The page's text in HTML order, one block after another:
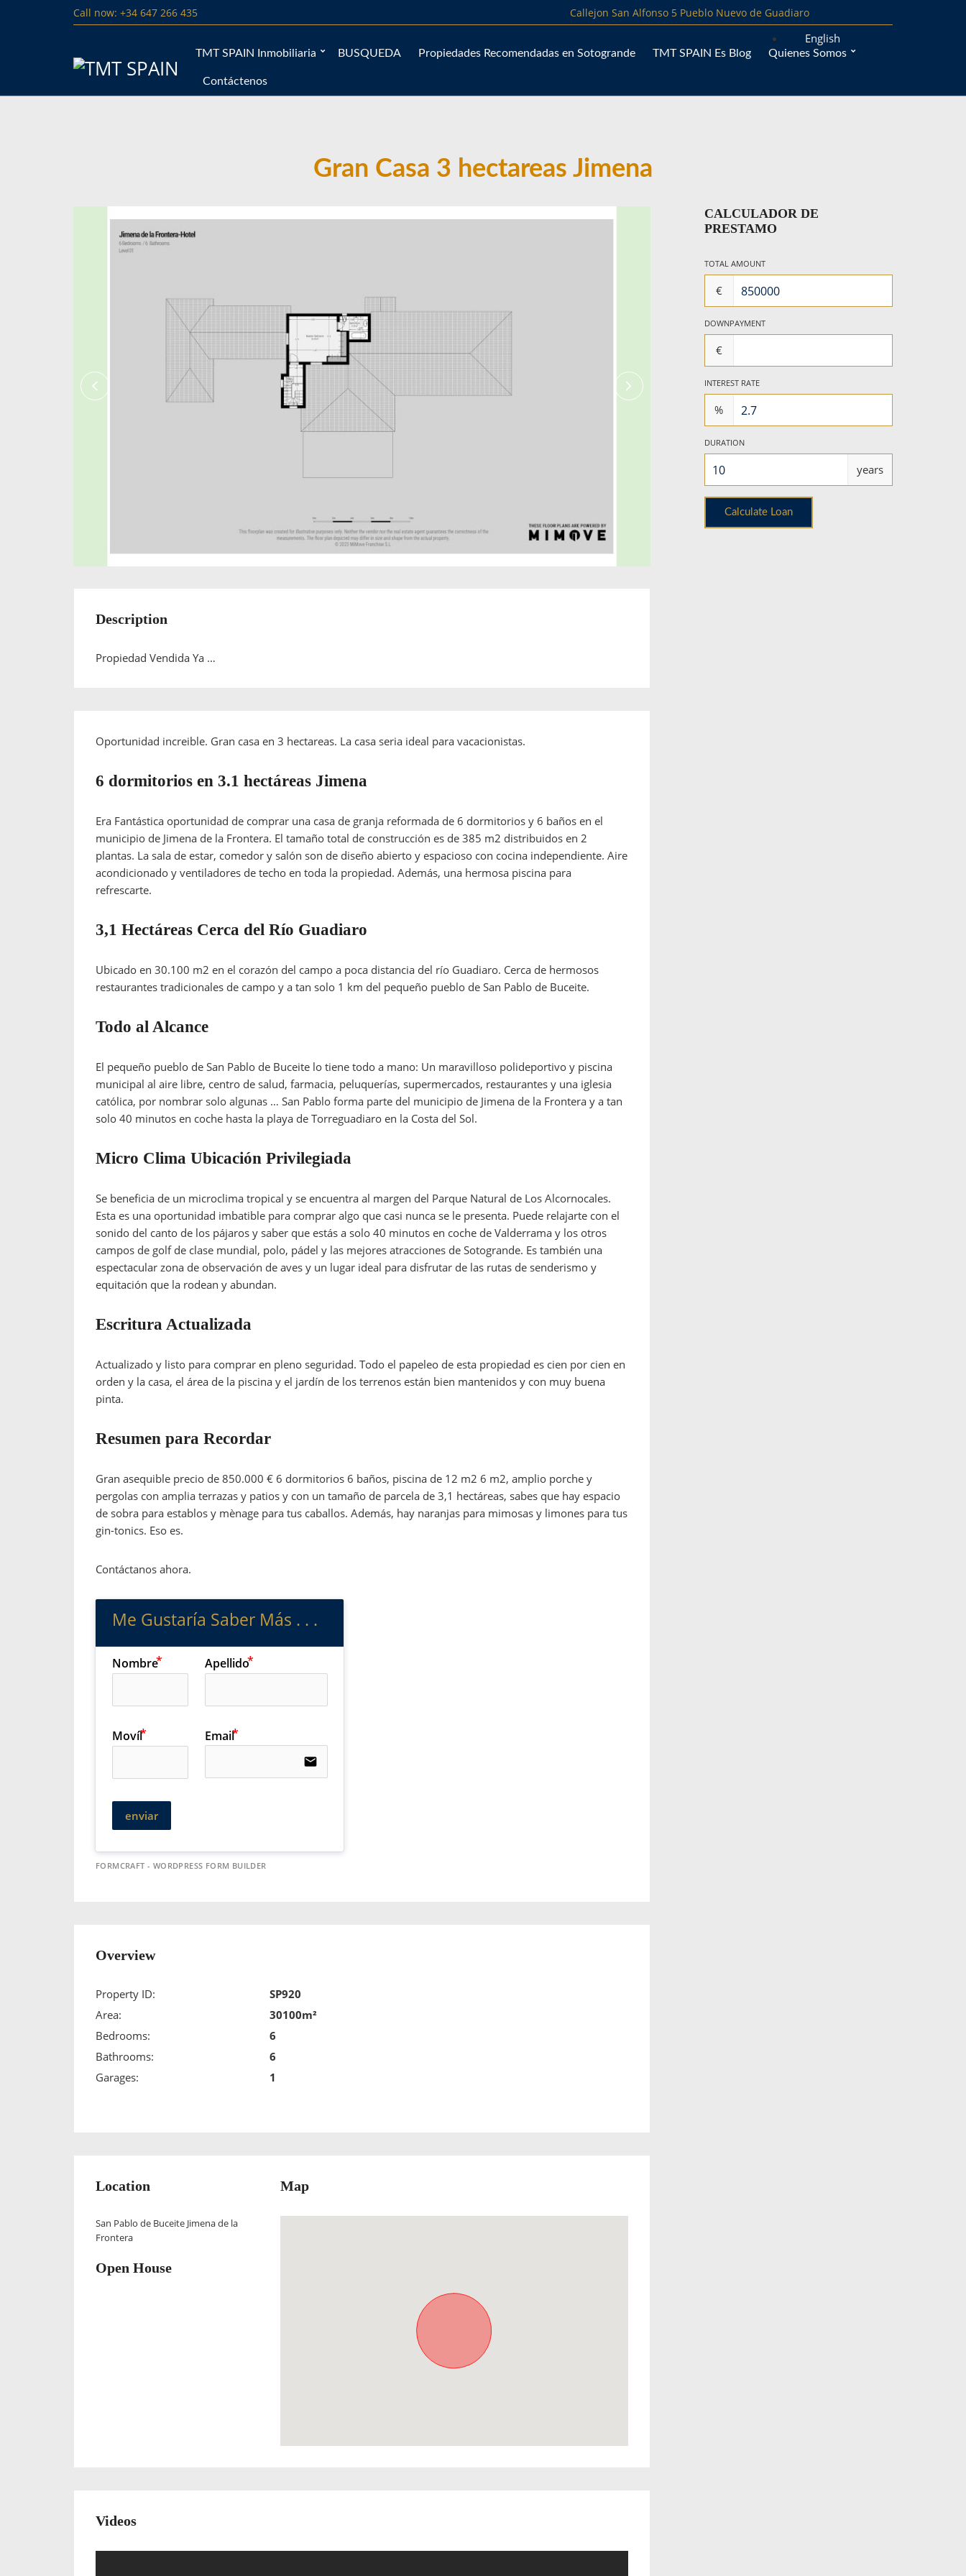
Call now: +34 647 266 435 Callejon San Alfonso 5 Pueblo Nuevo de Guadiaro
English
TMT SPAIN Inmobiliaria BUSQUEDA Propiedades Recomendadas en Sotogrande TMT SPAIN Es Blog Quienes Somos
Contáctenos
Gran Casa 3 hectareas Jimena
Description
Propiedad Vendida Ya …
Oportunidad increible. Gran casa en 3 hectareas. La casa seria ideal para vacacionistas.
6 dormitorios en 3.1 hectáreas Jimena
Era Fantástica oportunidad de comprar una casa de granja reformada de 6 dormitorios y 6 baños en el
municipio de Jimena de la Frontera. El tamaño total de construcción es de 385 m2 distribuidos en 2
plantas. La sala de estar, comedor y salón son de diseño abierto y espacioso con cocina independiente. Aire
acondicionado y ventiladores de techo en toda la propiedad. Además, una hermosa piscina para
refrescarte.
3,1 Hectáreas Cerca del Río Guadiaro
Ubicado en 30.100 m2 en el corazón del campo a poca distancia del río Guadiaro. Cerca de hermosos
restaurantes tradicionales de campo y a tan solo 1 km del pequeño pueblo de San Pablo de Buceite.
Todo al Alcance
El pequeño pueblo de San Pablo de Buceite lo tiene todo a mano: Un maravilloso polideportivo y piscina
municipal al aire libre, centro de salud, farmacia, peluquerías, supermercados, restaurantes y una iglesia
católica, por nombrar solo algunas … San Pablo forma parte del municipio de Jimena de la Frontera y a tan
solo 40 minutos en coche hasta la playa de Torreguadiaro en la Costa del Sol.
Micro Clima Ubicación Privilegiada
Se beneficia de un microclima tropical y se encuentra al margen del Parque Natural de Los Alcornocales.
Esta es una oportunidad imbatible para comprar algo que casi nunca se le presenta. Puede relajarte con el
sonido del canto de los pájaros y saber que estás a solo 40 minutos en coche de Valderrama y los otros
campos de golf de clase mundial, polo, pádel y las mejores atracciones de Sotogrande. Es también una
espectacular zona de observación de aves y un lugar ideal para disfrutar de las rutas de senderismo y
equitación que la rodean y abundan.
Escritura Actualizada
Actualizado y listo para comprar en pleno seguridad. Todo el papeleo de esta propiedad es cien por cien en
orden y la casa, el área de la piscina y el jardín de los terrenos están bien mantenidos y con muy buena
pinta.
Resumen para Recordar
Gran asequible precio de 850.000 € 6 dormitorios 6 baños, piscina de 12 m2 6 m2, amplio porche y
pergolas con amplia terrazas y patios y con un tamaño de parcela de 3,1 hectáreas, sabes que hay espacio
de sobra para establos y mènage para tus caballos. Además, hay naranjas para mimosas y limones para tus
gin-tonics. Eso es.
Contáctanos ahora.
Me Gustaría Saber Más . . .
Nombre Apellido
Movíl Email
email
enviar
FORMCRAFT - WORDPRESS FORM BUILDER
Overview
Property ID:
SP920
Area:
30100m²
Bedrooms:
6
Bathrooms:
6
Garages:
1
Location
San Pablo de Buceite Jimena de la
Frontera
Open House
Map
Videos
CALCULADOR DE
PRESTAMO
TOTAL AMOUNT
€
DOWNPAYMENT
€
INTEREST RATE
%
DURATION
years